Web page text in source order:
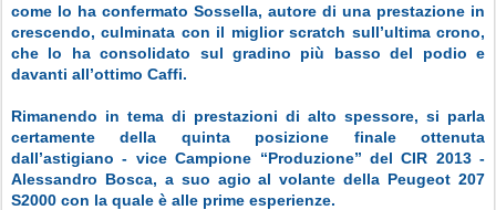
come lo ha confermato Sossella, autore di una prestazione in
crescendo, culminata con il miglior scratch sull’ultima crono,
che lo ha consolidato sul gradino più basso del podio e
davanti all’ottimo Caffi.
Rimanendo in tema di prestazioni di alto spessore, si parla
certamente della quinta posizione finale ottenuta
dall’astigiano - vice Campione “Produzione” del CIR 2013 -
Alessandro Bosca, a suo agio al volante della Peugeot 207
S2000 con la quale è alle prime esperienze.